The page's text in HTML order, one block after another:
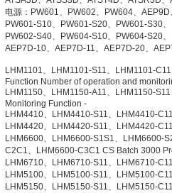
电源：PW601、PW602、PW604、
PW601-S10、PW601-S20、PW601-S30
PW602-S40、PW604-S10、PW604-S20
AEP7D-10、AEP7D-11、AEP7D-20、
LHM1101、LHM1101-S11、LHM1101-
Function Number of operation and
LHM1150、LHM1150-A11、LHM1150-
Monitoring Function -
LHM4410、LHM4410-S11、LHM4410-
LHM4420、LHM4420-S11、LHM4420-
LHM6600、LHM6600-S1S1、LHM6600-
C2C1、LHM6600-C3C1 CS Batch 3000
LHM6710、LHM6710-S11、LHM6710-
LHM5100、LHM5100-S11、LHM5100-
LHM5150、LHM5150-S11、LHM5150-